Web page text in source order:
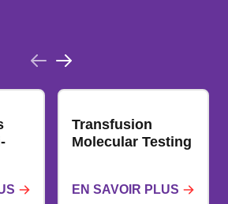
Transfusion
Molecular Testing
EN SAVOIR PLUS